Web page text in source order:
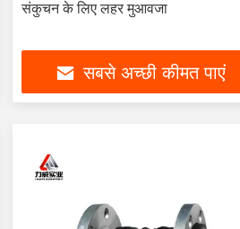
संकुचन के लिए लहर मुआवजा
सबसे अच्छी कीमत पाएं